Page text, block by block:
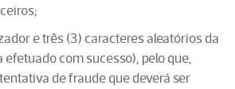
e três (3) caracteres aleatórios da
com sucesso), pelo que,
de fraude que deverá ser